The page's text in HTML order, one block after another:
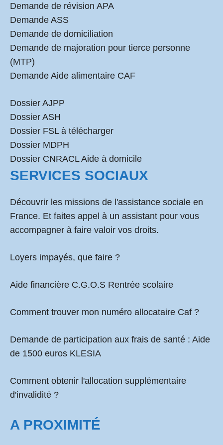
Demande de révision APA
Demande ASS
Demande de domiciliation
Demande de majoration pour tierce personne
(MTP)
Demande Aide alimentaire CAF
Dossier AJPP
Dossier ASH
Dossier FSL à télécharger
Dossier MDPH
Dossier CNRACL Aide à domicile
SERVICES SOCIAUX
Découvrir les missions de l'assistance sociale en
France. Et faites appel à un assistant pour vous
accompagner à faire valoir vos droits.
Loyers impayés, que faire ?
Aide financière C.G.O.S Rentrée scolaire
Comment trouver mon numéro allocataire Caf ?
Demande de participation aux frais de santé : Aide
de 1500 euros KLESIA
Comment obtenir l'allocation supplémentaire
d'invalidité ?
A PROXIMITÉ